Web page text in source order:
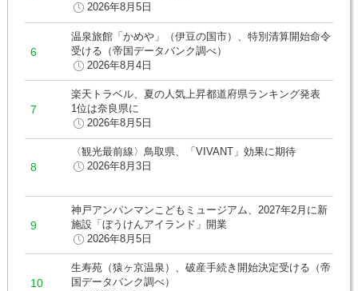
2026年8月5日
温泉旅館「かめや」（伊豆の国市）、特別清算開始命令
受ける（帝国データバンク調べ）
2026年8月4日
楽天トラベル、夏の人気上昇都道府県ランキング発表
1位は奈良県に
2026年8月5日
〈観光最前線〉鳥取県、「VIVANT」効果に期待
2026年8月3日
神戸アンパンマンこどもミュージアム、2027年2月に新
施設「ぼうけんアイランド」開業
2026年8月5日
生寿苑（猿ヶ京温泉）、破産手続き開始決定受ける（帝
国データバンク調べ）